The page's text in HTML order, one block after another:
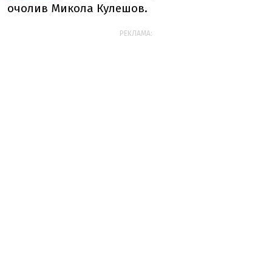
очолив Микола Кулешов.
РЕКЛАМА: